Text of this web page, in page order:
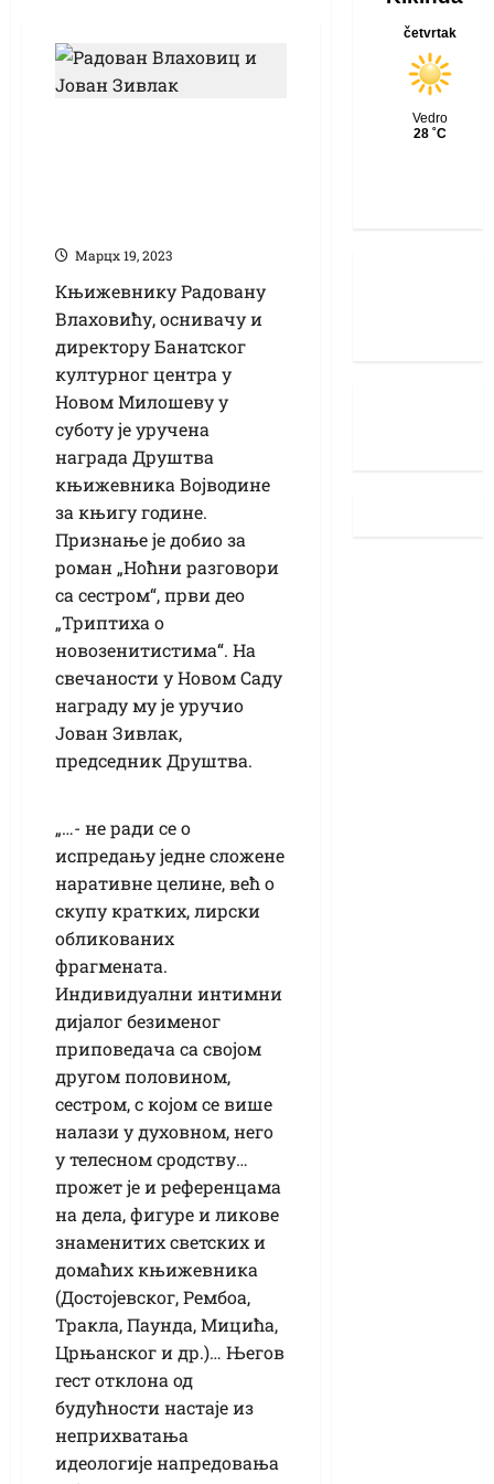
Марцх 19, 2023
Књижевнику Радовану
Влаховићу, оснивачу и
директору Банатског
културног центра у
Новом Милошеву у
суботу је уручена
награда Друштва
књижевника Војводине
за књигу године.
Признање је добио за
роман „Ноћни разговори
са сестром“, први део
„Триптиха о
новозенитистима“. На
свечаности у Новом Саду
награду му је уручио
Јован Зивлак,
председник Друштва.
„…- не ради се о
испредању једне сложене
наративне целине, већ о
скупу кратких, лирски
обликованих
фрагмената.
Индивидуални интимни
дијалог безименог
приповедача са својом
другом половином,
сестром, с којом се више
налази у духовном, него
у телесном сродству…
прожет је и референцама
на дела, фигуре и ликове
знаменитих светских и
домаћих књижевника
(Достојевског, Рембоа,
Тракла, Паунда, Мицића,
Црњанског и др.)… Његов
гест отклона од
будућности настаје из
неприхватања
идеологије напредовања